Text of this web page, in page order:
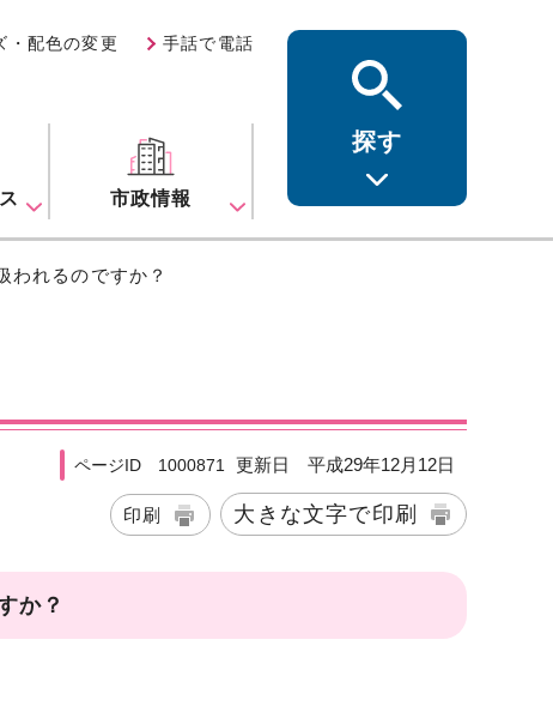
・配色の変更 手話で電話
市政情報
探す
われるのですか？
ページID 1000871 更新日 平成29年12月12日
印刷 大きな文字で印刷
か？